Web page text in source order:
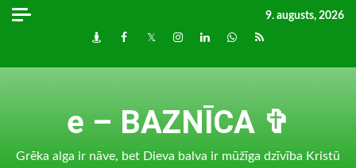
Skip
9. augusts, 2026
DraugiemFacebook
TwitterInstagram
LinkedInwhatsapp
RSS
e – BAZNĪCA ✞
Grēka alga ir nāve, bet Dieva balva ir mūžīga dzīvība Kristū